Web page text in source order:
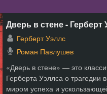
Дверь в стене - Герберт
Герберт Уэллс
Роман Павлушев
«Дверь в стене» — это
Герберта Уэллса о
миром успеха и